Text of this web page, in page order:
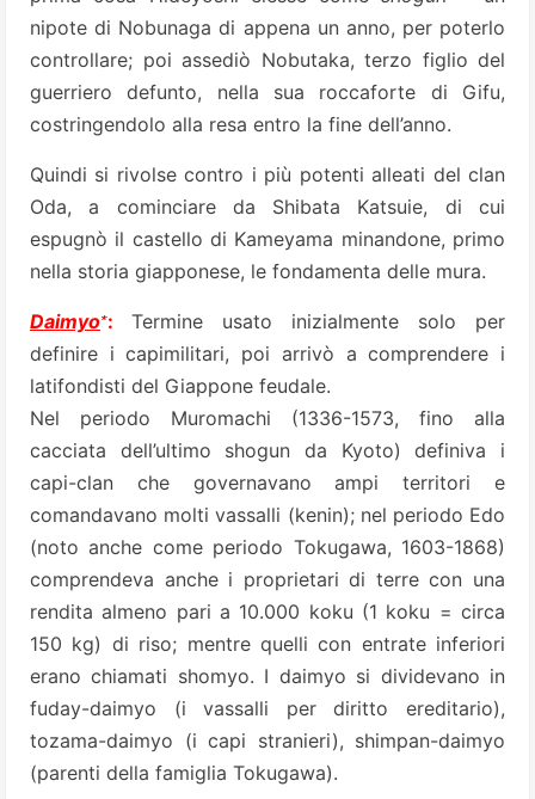
nipote di Nobunaga di appena un anno, per poterlo
controllare; poi assediò Nobutaka, terzo figlio del
guerriero defunto, nella sua roccaforte di Gifu,
costringendolo alla resa entro la fine dell’anno.
Quindi si rivolse contro i più potenti alleati del clan
Oda, a cominciare da Shibata Katsuie, di cui
espugnò il castello di Kameyama minandone, primo
nella storia giapponese, le fondamenta delle mura.
Daimyo∗:
Termine usato inizialmente solo per
definire i capimilitari, poi arrivò a comprendere i
latifondisti del Giappone feudale.
Nel periodo Muromachi (1336-1573, fino alla
cacciata dell’ultimo shogun da Kyoto) definiva i
capi-clan che governavano ampi territori e
comandavano molti vassalli (kenin); nel periodo Edo
(noto anche come periodo Tokugawa, 1603-1868)
comprendeva anche i proprietari di terre con una
rendita almeno pari a 10.000 koku (1 koku = circa
150 kg) di riso; mentre quelli con entrate inferiori
erano chiamati shomyo. I daimyo si dividevano in
fuday-daimyo (i vassalli per diritto ereditario),
tozama-daimyo (i capi stranieri), shimpan-daimyo
(parenti della famiglia Tokugawa).